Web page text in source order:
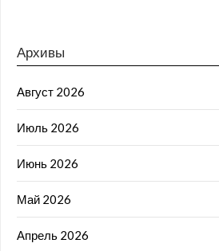
Архивы
Август 2026
Июль 2026
Июнь 2026
Май 2026
Апрель 2026